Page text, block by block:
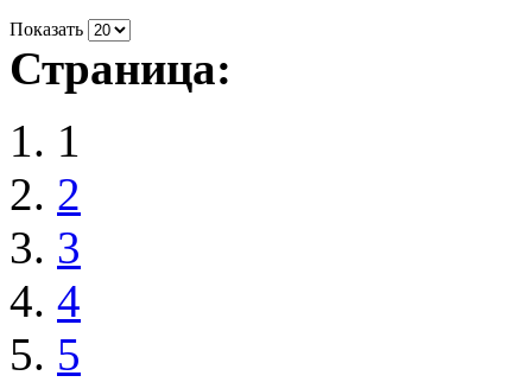
Показать
Страница:
1
2
3
4
5